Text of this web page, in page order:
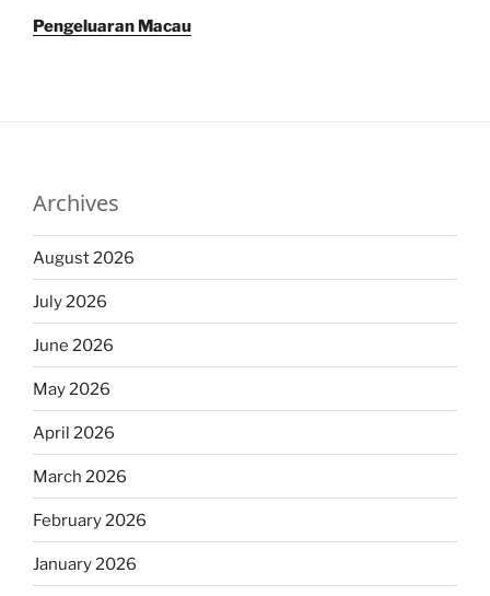
Pengeluaran Macau
Archives
August 2026
July 2026
June 2026
May 2026
April 2026
March 2026
February 2026
January 2026